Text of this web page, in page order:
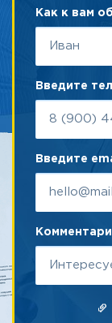
Как к вам
Введите
Введите